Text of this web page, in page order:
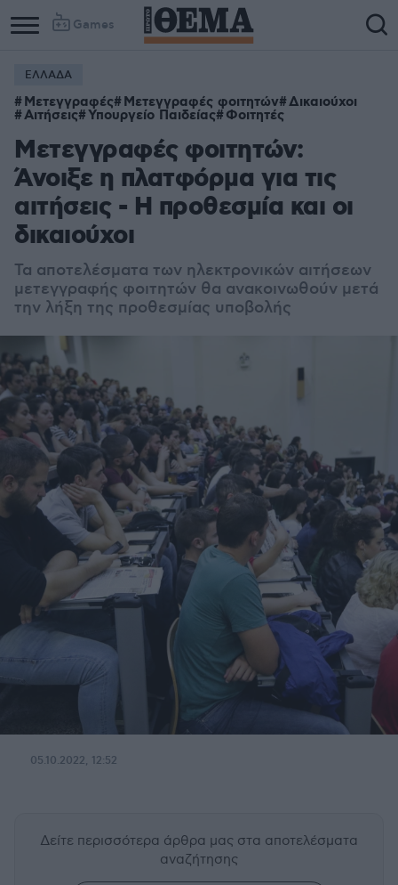
Games
ΕΛΛΑΔΑ
Μετεγγραφές Μετεγγραφές φοιτητών Δικαιούχοι
Αιτήσεις Υπουργείο Παιδείας Φοιτητές
Μετεγγραφές φοιτητών:
Άνοιξε η πλατφόρμα για τις
αιτήσεις - Η προθεσμία και οι
δικαιούχοι
Τα αποτελέσματα των ηλεκτρονικών αιτήσεων
μετεγγραφής φοιτητών θα ανακοινωθούν μετά
την λήξη της προθεσμίας υποβολής
05.10.2022, 12:52
Δείτε περισσότερα άρθρα μας στα αποτελέσματα
αναζήτησης